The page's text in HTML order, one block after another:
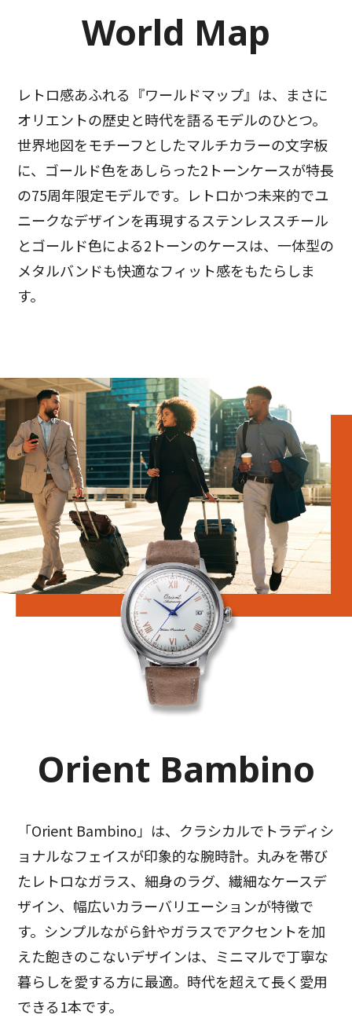
World Map
レトロ感あふれる『ワールドマップ』は、まさに
オリエントの歴史と時代を語るモデルのひとつ。
世界地図をモチーフとしたマルチカラーの文字板
に、ゴールド色をあしらった2トーンケースが特長
の75周年限定モデルです。レトロかつ未来的でユ
ニークなデザインを再現するステンレススチール
とゴールド色による2トーンのケースは、一体型の
メタルバンドも快適なフィット感をもたらしま
す。
Orient Bambino
「Orient Bambino」は、クラシカルでトラディシ
ョナルなフェイスが印象的な腕時計。丸みを帯び
たレトロなガラス、細身のラグ、繊細なケースデ
ザイン、幅広いカラーバリエーションが特徴で
す。シンプルながら針やガラスでアクセントを加
えた飽きのこないデザインは、ミニマルで丁寧な
暮らしを愛する方に最適。時代を超えて長く愛用
できる1本です。